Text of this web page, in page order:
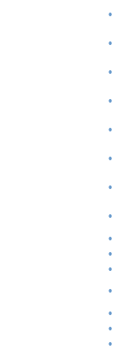
•
•
•
•
•
•
•
•
•
•
•
•
•
•
•